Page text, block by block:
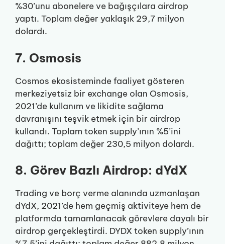
%30’unu abonelere ve bağışçılara airdrop
yaptı. Toplam değer yaklaşık 29,7 milyon
dolardı.
7. Osmosis
Cosmos ekosisteminde faaliyet gösteren
merkeziyetsiz bir exchange olan Osmosis,
2021’de kullanım ve likidite sağlama
davranışını teşvik etmek için bir airdrop
kullandı. Toplam token supply’ının %5’ini
dağıttı; toplam değer 230,5 milyon dolardı.
8. Görev Bazlı Airdrop: dYdX
Trading ve borç verme alanında uzmanlaşan
dYdX, 2021’de hem geçmiş aktiviteye hem de
platformda tamamlanacak görevlere dayalı bir
airdrop gerçekleştirdi. DYDX token supply’ının